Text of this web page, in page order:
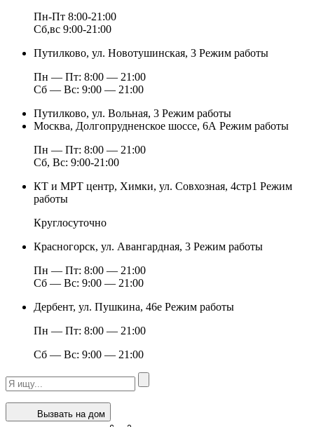
Пн-Пт 8:00-21:00
Сб,вс 9:00-21:00
Путилково, ул. Новотушинская, 3 Режим работы
Пн — Пт: 8:00 — 21:00
Сб — Вс: 9:00 — 21:00
Путилково, ул. Вольная, 3 Режим работы
Москва, Долгопрудненское шоссе, 6А Режим работы
Пн — Пт: 8:00 — 21:00
Сб, Вс: 9:00-21:00
КТ и МРТ центр, Химки, ул. Совхозная, 4стр1 Режим
работы
Круглосуточно
Красногорск, ул. Авангардная, 3 Режим работы
Пн — Пт: 8:00 — 21:00
Сб — Вс: 9:00 — 21:00
Дербент, ул. Пушкина, 46е Режим работы
Пн — Пт: 8:00 — 21:00
Сб — Вс: 9:00 — 21:00
Вызвать на дом